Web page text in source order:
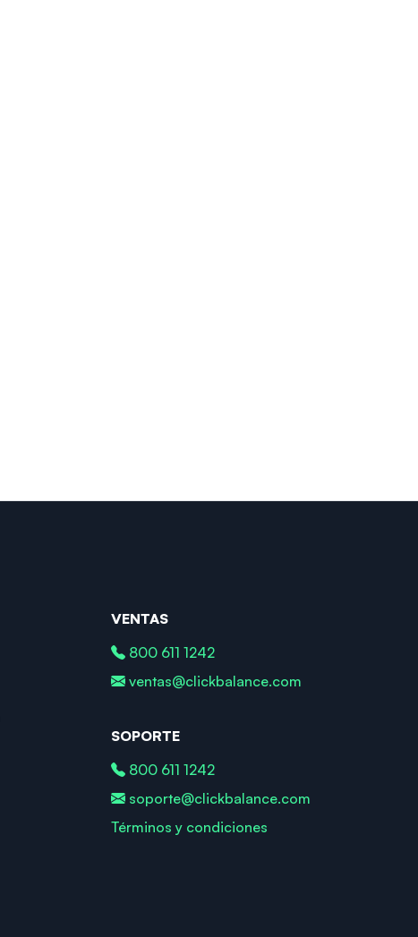
VENTAS
800 611 1242
ventas@clickbalance.com
SOPORTE
800 611 1242
soporte@clickbalance.com
Términos y condiciones